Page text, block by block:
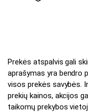
Prekės atspalvis gali
aprašymas yra bendro
visos prekės savybės.
prekių kainos, akcijos
taikomų prekybos